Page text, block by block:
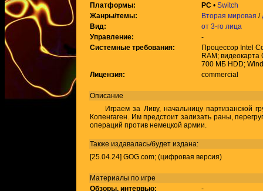
Платформы:
PC • Switch
Жанры/темы:
Вторая мировая /
Вид:
от 3-го лица
Управление:
-
Системные требования:
Процессор Intel
RAM;
700 МБ HDD;
Лицензия:
commercial
Описание
Играем за Ливу, начальницу партизанской
Копенгаген. Им предстоит зализать раны,
операций против немецкой армии.
Также издавалась/будет издана:
[25.04.24] GOG.com; (цифровая версия)
Материалы по игре
Обзоры, интервью:
-